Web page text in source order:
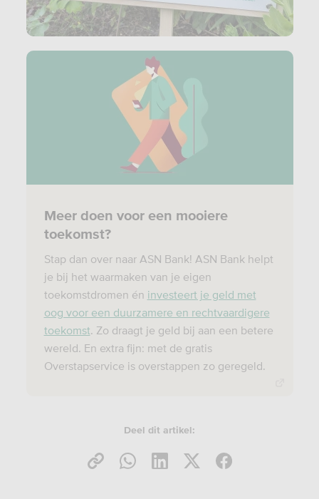
Meer doen voor een mooiere
toekomst?
Stap dan over naar ASN Bank! ASN Bank helpt
je bij het waarmaken van je eigen
toekomstdromen én investeert je geld met
oog voor een duurzamere en rechtvaardigere
toekomst. Zo draagt je geld bij aan een betere
wereld. En extra fijn: met de gratis
Overstapservice is overstappen zo geregeld.
Deel dit artikel: